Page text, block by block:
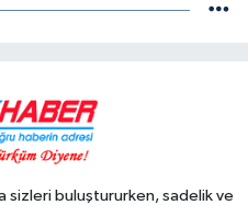
sizleri buluştururken, sadelik ve